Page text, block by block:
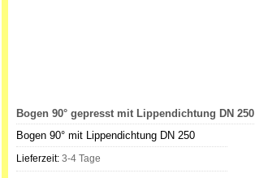
Bogen 90° gepresst mit Lippendichtung DN 250
Bogen 90° mit Lippendichtung DN 250
Lieferzeit: 3-4 Tage